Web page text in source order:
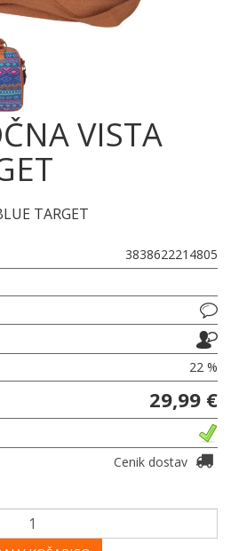
VISTA
TARGET
3838622214805
22 %
29,99 €
Cenik dostav